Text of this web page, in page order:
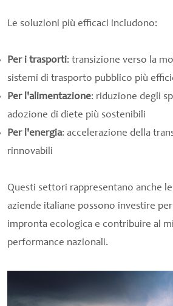
Le soluzioni più efficaci includono:
Per i trasporti: transizione verso la
sistemi di trasporto pubblico più
Per l'alimentazione: riduzione degli
adozione di diete più sostenibili
Per l'energia: accelerazione della
rinnovabili
Questi settori rappresentano anche
aziende italiane possono investire
impronta ecologica e contribuire al
performance nazionali.